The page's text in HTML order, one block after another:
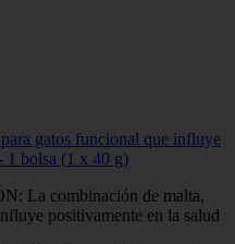
gatos funcional que influye
1 bolsa (1 x 40 g)
La combinación de malta,
positivamente en la salud